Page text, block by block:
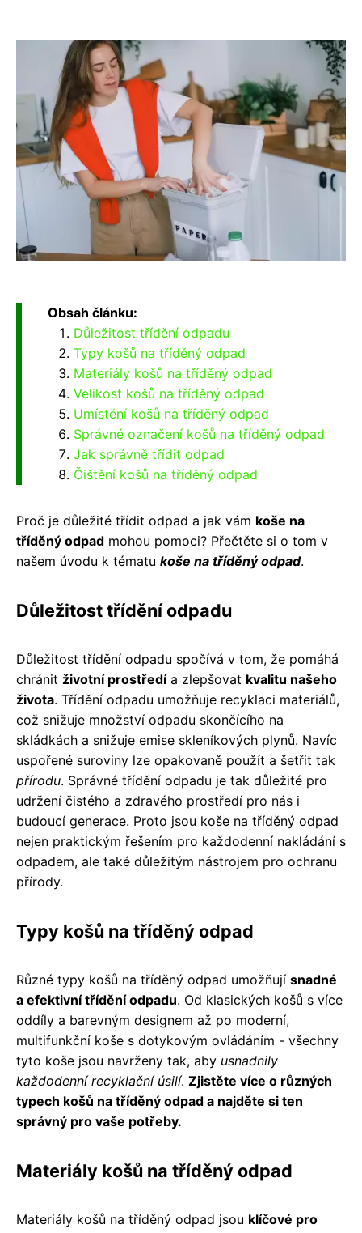
Obsah článku:
Důležitost třídění odpadu
Typy košů na tříděný odpad
Materiály košů na tříděný odpad
Velikost košů na tříděný odpad
Umístění košů na tříděný odpad
Správné označení košů na tříděný odpad
Jak správně třídit odpad
Čištění košů na tříděný odpad
Proč je důležité třídit odpad a jak vám koše na
tříděný odpad mohou pomoci? Přečtěte si o tom v
našem úvodu k tématu koše na tříděný odpad.
Důležitost třídění odpadu
Důležitost třídění odpadu spočívá v tom, že pomáhá
chránit životní prostředía zlepšovat kvalitu našeho
života. Třídění odpadu umožňuje recyklaci materiálů,
což snižuje množství odpadu skončícího na
skládkách a snižuje emise skleníkových plynů. Navíc
uspořené suroviny lze opakovaně použít a šetřit tak
přírodu. Správné třídění odpadu je tak důležité pro
udržení čistého a zdravého prostředí pro nás i
budoucí generace. Proto jsou koše na tříděný odpad
nejen praktickým řešením pro každodenní nakládání s
odpadem, ale také důležitým nástrojem pro ochranu
přírody.
Typy košů na tříděný odpad
Různé typy košů na tříděný odpad umožňují snadné
a efektivní třídění odpadu. Od klasických košů s více
oddíly a barevným designem až po moderní,
multifunkční koše s dotykovým ovládáním - všechny
tyto koše jsou navrženy tak, aby usnadnily
každodenní recyklační úsilí. Zjistěte více o různých
typech košů na tříděný odpad a najděte si ten
správný pro vaše potřeby.
Materiály košů na tříděný odpad
Materiály košů na tříděný odpad jsou klíčové pro